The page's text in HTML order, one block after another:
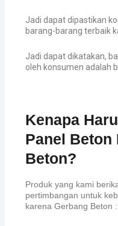
Jadi dapat dipastikan
barang-barang terbaik
Jadi dapat dikatakan,
oleh konsumen adalah
Kenapa
Panel Beton
Beton?
Produk yang kami
pertimbangan untuk
karena Gerbang Beton :